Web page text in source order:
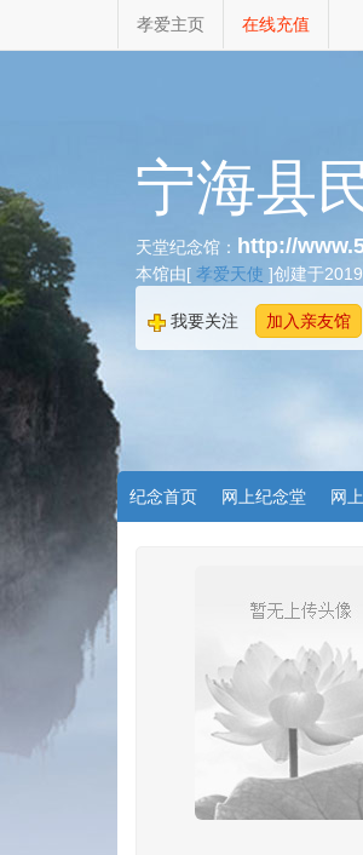
孝爱主页 在线充值
宁海县
天堂纪念馆： http://
本馆由[ 孝爱天使 ]创建于
我要关注 加入亲友馆
纪念首页 网上纪念堂 网